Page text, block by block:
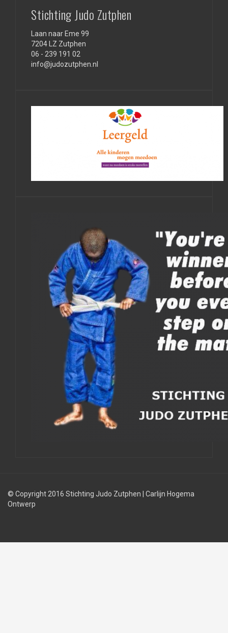
Stichting Judo Zutphen
Laan naar Eme 99
7204 LZ Zutphen
06 - 239 191 02
info@judozutphen.nl
© Copyright 2016 Stichting Judo Zutphen | Carlijn Hogema
Ontwerp